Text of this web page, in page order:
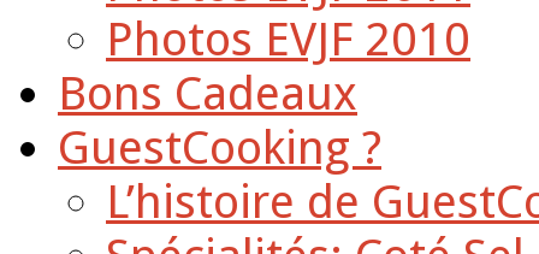
Photos EVJF 2010
Bons Cadeaux
GuestCooking ?
L’histoire de